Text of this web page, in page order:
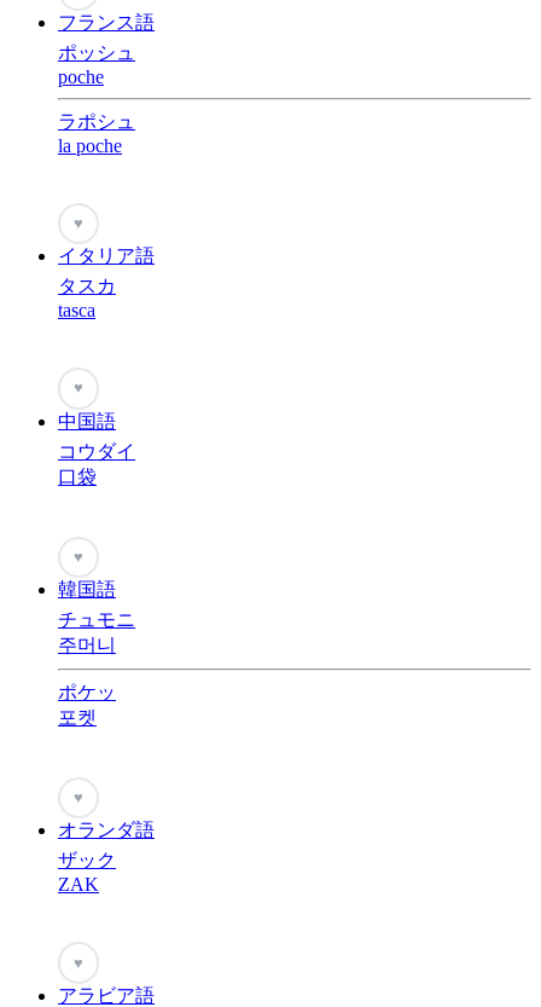
フランス語
ポッシュ
poche
ラポシュ
la poche
♥
イタリア語
タスカ
tasca
♥
中国語
コウダイ
口袋
♥
韓国語
チュモニ
주머니
ポケッ
포켓
♥
オランダ語
ザック
ZAK
♥
アラビア語